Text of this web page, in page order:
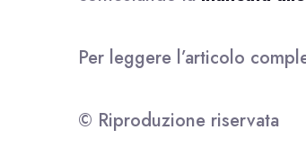
Per leggere l’articolo
© Riproduzione riservata